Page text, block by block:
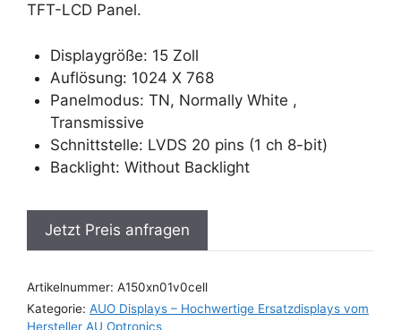
TFT-LCD Panel.
Displaygröße: 15 Zoll
Auflösung: 1024 X 768
Panelmodus: TN, Normally White ,
Transmissive
Schnittstelle: LVDS 20 pins (1 ch 8-bit)
Backlight: Without Backlight
Jetzt Preis anfragen
Artikelnummer: A150xn01v0cell
Kategorie: AUO Displays – Hochwertige Ersatzdisplays vom
Hersteller AU Optronics